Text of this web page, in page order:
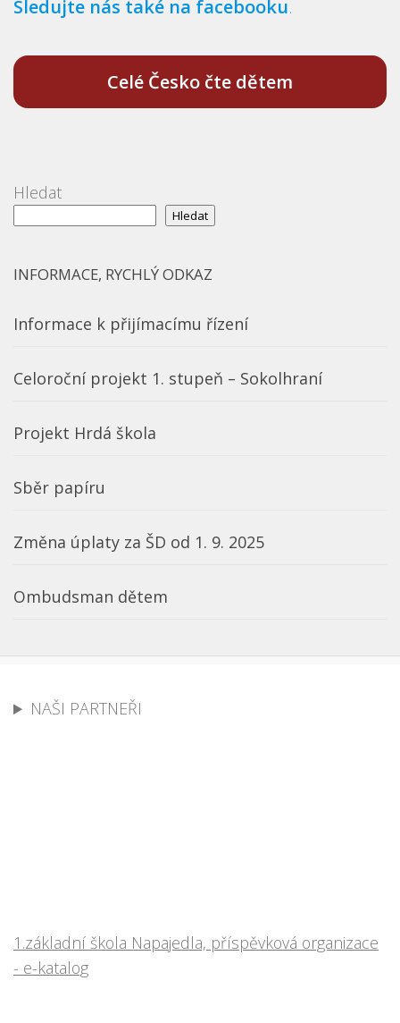
Sledujte nás také na facebooku.
Celé Česko čte dětem
Hledat
Hledat
INFORMACE, RYCHLÝ ODKAZ
Informace k přijímacímu řízení
Celoroční projekt 1. stupeň – Sokolhraní
Projekt Hrdá škola
Sběr papíru
Změna úplaty za ŠD od 1. 9. 2025
Ombudsman dětem
NAŠI PARTNEŘI
1.základní škola Napajedla, příspěvková organizace
- e-katalog